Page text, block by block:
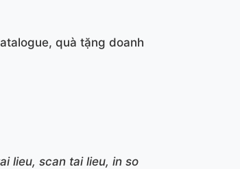
quà tặng doanh
lieu, scan tai lieu, in so